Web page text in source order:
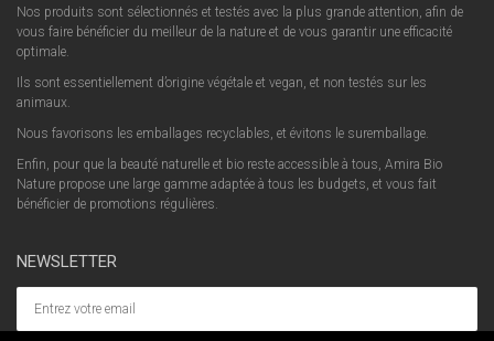
Nos produits sont sélectionnés et testés avec la plus grande attention, afin de
vous faire bénéficier du meilleur de la nature et de vous garantir une efficacité
optimale.
Ils sont essentiellement d’origine végétale et vegan, et non testés sur les
animaux.
Nous favorisons les emballages recyclables, et évitons le suremballage.
Enfin, pour que la beauté naturelle et bio reste accessible à tous, Amira Bio
Nature propose une large gamme adaptée à tous les budgets, et vous fait
bénéficier de promotions régulières.
NEWSLETTER